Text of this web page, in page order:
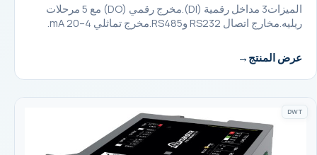
الميزات3 مداخل رقمية (DI).مخرج رقمي (DO) مع 5 مرحلات
ريليه.مخارج اتصال RS232 وRS485.مخرج تماثلي 4–20 mA.
عرض المنتج
DWT